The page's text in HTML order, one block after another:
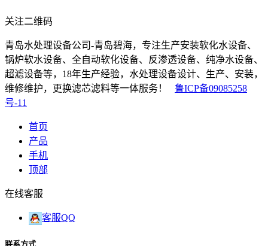
关注二维码
青岛水处理设备公司-青岛碧海，专注生产安装软化水设备、
锅炉软水设备、全自动软化设备、反渗透设备、纯净水设备、
超滤设备等，18年生产经验，水处理设备设计、生产、安装，
维修维护，更换滤芯滤料等一体服务！ 鲁ICP备09085258
号-11
首页
产品
手机
顶部
在线客服
客服QQ